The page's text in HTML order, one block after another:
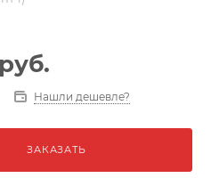
руб.
Нашли дешевле?
ЗАКАЗАТЬ